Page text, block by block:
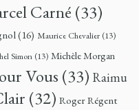
Carné (33)
(16) Maurice Chevalier (13)
Simon (13) Michèle Morgan
Vous (33) Raimu
(32) Roger Régent